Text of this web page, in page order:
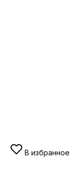
В избранное